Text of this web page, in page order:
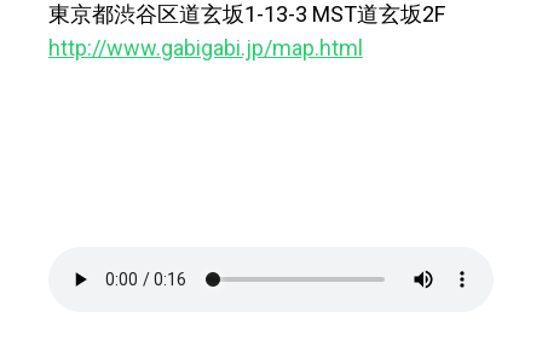
東京都渋谷区道玄坂1-13-3 MST道玄坂2F
http://www.gabigabi.jp/map.html